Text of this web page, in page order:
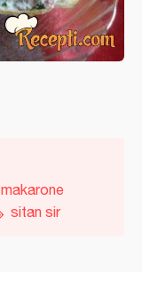
makarone
sitan sir